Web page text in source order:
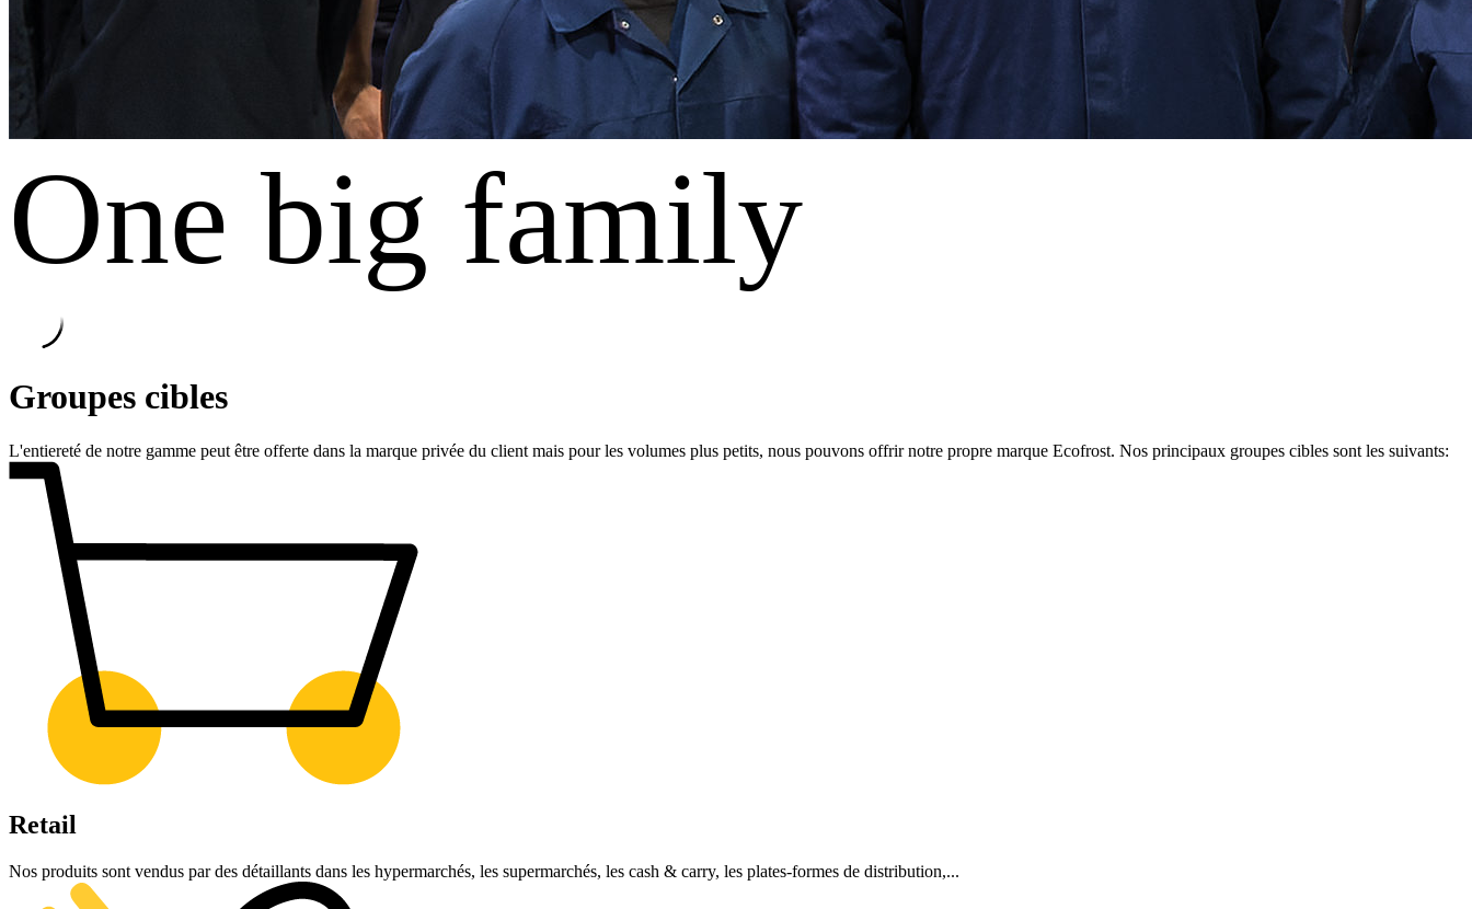
One big family
Groupes cibles
L'entiereté de notre gamme peut être offerte dans la marque privée du client mais pour les volumes plus petits, nous pouvons offrir notre propre marque Ecofrost. Nos principaux groupes cibles sont les suivants:
Retail
Nos produits sont vendus par des détaillants dans les hypermarchés, les supermarchés, les cash & carry, les plates-formes de distribution,...